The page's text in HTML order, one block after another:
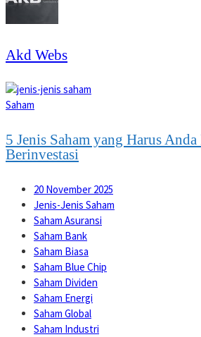
Akd Webs
Saham
5 Jenis Saham yang Harus
Berinvestasi
20 November 2025
Jenis-Jenis Saham
Saham Asuransi
Saham Bank
Saham Biasa
Saham Blue Chip
Saham Dividen
Saham Energi
Saham Global
Saham Industri